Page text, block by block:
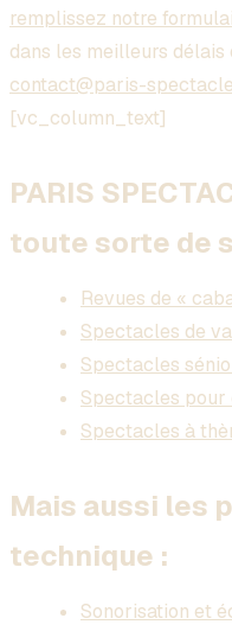
remplissez notre
dans les meilleurs délais
contact@paris-
[vc_column_text]
PARIS
toute sorte de
Revues de «
Spectacles de
Spectacles
Spectacles pour
Spectacles à
Mais aussi les
technique :
Sonorisation et